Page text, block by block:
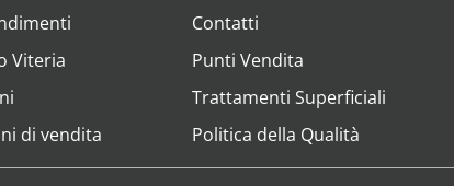
Viteria
di vendita
Contatti
Punti Vendita
Trattamenti Superficiali
Politica della Qualità